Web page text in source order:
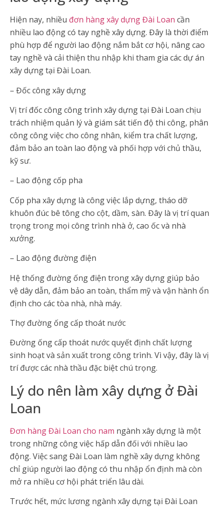
Hiện nay, nhiều đơn hàng xây dựng Đài Loan cần
nhiều lao động có tay nghề xây dựng. Đây là thời điểm
phù hợp để người lao động nắm bắt cơ hội, nâng cao
tay nghề và cải thiện thu nhập khi tham gia các dự án
xây dựng tại Đài Loan.
– Đốc công xây dựng
Vị trí đốc công công trình xây dựng tại Đài Loan chịu
trách nhiệm quản lý và giám sát tiến độ thi công, phân
công công việc cho công nhân, kiểm tra chất lượng,
đảm bảo an toàn lao động và phối hợp với chủ thầu,
kỹ sư.
– Lao động cốp pha
Cốp pha xây dựng là công việc lắp dựng, tháo dỡ
khuôn đúc bê tông cho cột, dầm, sàn. Đây là vị trí quan
trọng trong mọi công trình nhà ở, cao ốc và nhà
xưởng.
– Lao động đường điện
Hệ thống đường ống điện trong xây dựng giúp bảo
vệ dây dẫn, đảm bảo an toàn, thẩm mỹ và vận hành ổn
định cho các tòa nhà, nhà máy.
Thợ đường ống cấp thoát nước
Đường ống cấp thoát nước quyết định chất lượng
sinh hoạt và sản xuất trong công trình. Vì vậy, đây là vị
trí được các nhà thầu đặc biệt chú trọng.
Lý do nên làm xây dựng ở Đài
Loan
Đơn hàng Đài Loan cho nam ngành xây dựng là một
trong những công việc hấp dẫn đối với nhiều lao
động. Việc sang Đài Loan làm nghề xây dựng không
chỉ giúp người lao động có thu nhập ổn định mà còn
mở ra nhiều cơ hội phát triển lâu dài.
Trước hết, mức lương ngành xây dựng tại Đài Loan